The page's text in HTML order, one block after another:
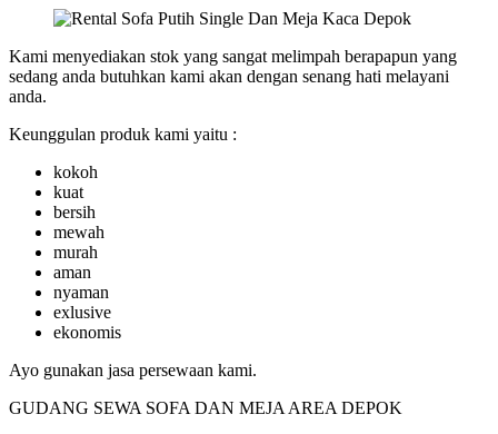
Kami menyediakan stok yang sangat melimpah berapapun yang
sedang anda butuhkan kami akan dengan senang hati melayani
anda.
Keunggulan produk kami yaitu :
kokoh
kuat
bersih
mewah
murah
aman
nyaman
exlusive
ekonomis
Ayo gunakan jasa persewaan kami.
GUDANG SEWA SOFA DAN MEJA AREA DEPOK